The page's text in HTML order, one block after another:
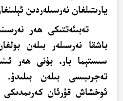
يارىتىلغان نەرسىلەردىن
تەبىئەتتىكى ھەر
باشقا نەرسىلەر بىلەن
سىستېما بار. بۇنى ھەر
تەجرىبىسى بىلەن
ئوخشاش قۇرئان كەرىمدىكى